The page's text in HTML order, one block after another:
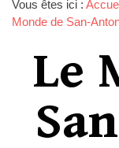
Vous êtes ici :
Monde de San-
Le